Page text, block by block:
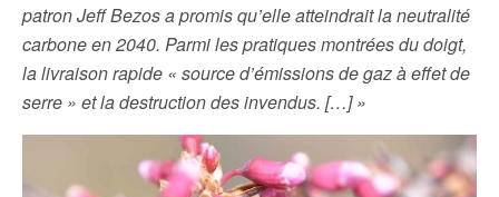
patron Jeff Bezos a promis qu’elle atteindrait la neutralité
carbone en 2040. Parmi les pratiques montrées du doigt,
la livraison rapide « source d’émissions de gaz à effet de
serre » et la destruction des invendus. […] »